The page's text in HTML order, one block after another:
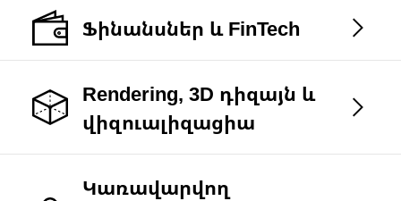
Ֆինանսներ և FinTech
Rendering, 3D դիզայն և
վիզուալիզացիա
Կառավարվող